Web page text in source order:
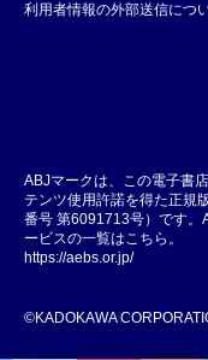
利用者情報の外部送信につ
ABJマークは、この電子書
テンツ使用許諾を得た正規
番号 第6091713号）です。
ービスの一覧はこちら。
https://aebs.or.jp/
©KADOKAWA